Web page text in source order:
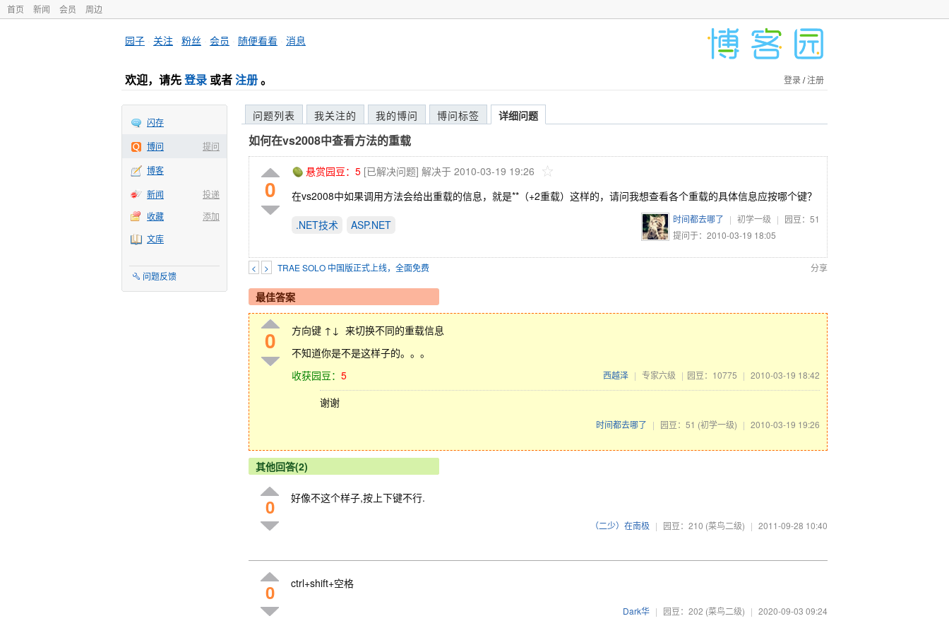
首页 新闻 会员 周边
园子 关注 粉丝 会员 随便看看 消息
欢迎，请先登录 或者注册。 登录/注册
闪存
提问
博问
博客
投递
新闻
添加
收藏
文库
问题反馈
问题列表 我关注的 我的博问 博问标签 详细问题
如何在vs2008中查看方法的重载
0
悬赏园豆： 5 [已解决问题] 解决于 2010-03-19 19:26
在vs2008中如果调用方法会给出重载的信息，就是**（+2重载）这样的，请问我想查看各个重载的具体信息应按哪个键？
.NET技术 ASP.NET 时间都去哪了 | 初学一级 | 园豆： 51
提问于：2010-03-19 18:05
< > TRAE SOLO 中国版正式上线，全面免费 分享
最佳答案
0
方向键 ↑↓ 来切换不同的重载信息
不知道你是不是这样子的。。。
收获园豆： 5 西越泽 | 专家六级 | 园豆：10775 | 2010-03-19 18:42
谢谢
时间都去哪了 | 园豆：51 (初学一级) | 2010-03-19 19:26
其他回答(2)
0 好像不这个样子,按上下键不行.
（二少）在南极 | 园豆：210 (菜鸟二级) | 2011-09-28 10:40
0 ctrl+shift+空格
Dark华 | 园豆：202 (菜鸟二级) | 2020-09-03 09:24